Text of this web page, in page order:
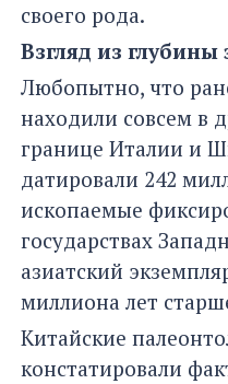
своего рода.
Взгляд из глубины
Любопытно, что
находили совсем в
границе Италии и
датировали 242
ископаемые
государствах
азиатский
миллиона лет
Китайские
констатировали